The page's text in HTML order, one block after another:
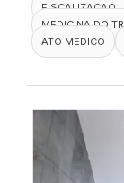
FISCALIZACAO
MEDICINA DO
ATO MEDICO